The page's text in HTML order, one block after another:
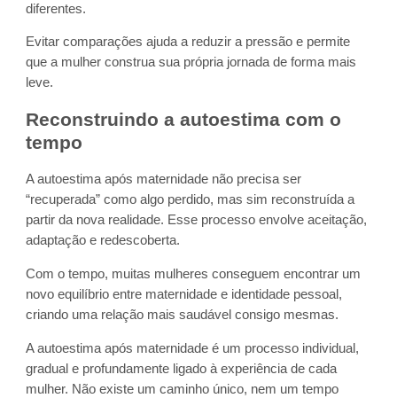
diferentes.
Evitar comparações ajuda a reduzir a pressão e permite
que a mulher construa sua própria jornada de forma mais
leve.
Reconstruindo a autoestima com o
tempo
A autoestima após maternidade não precisa ser
“recuperada” como algo perdido, mas sim reconstruída a
partir da nova realidade. Esse processo envolve aceitação,
adaptação e redescoberta.
Com o tempo, muitas mulheres conseguem encontrar um
novo equilíbrio entre maternidade e identidade pessoal,
criando uma relação mais saudável consigo mesmas.
A autoestima após maternidade é um processo individual,
gradual e profundamente ligado à experiência de cada
mulher. Não existe um caminho único, nem um tempo